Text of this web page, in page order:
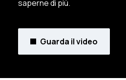
saperne di più.
Guarda il video